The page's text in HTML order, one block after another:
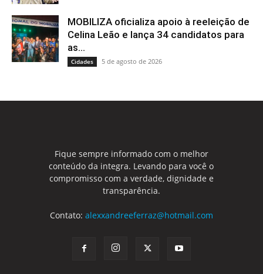
MOBILIZA oficializa apoio à reeleição de
Celina Leão e lança 34 candidatos para
as...
Cidades 5 de agosto de 2026
Fique sempre informado com o melhor
conteúdo da integra. Levando para você o
compromisso com a verdade, dignidade e
transparência.
Contato: alexxandreeferraz@hotmail.com